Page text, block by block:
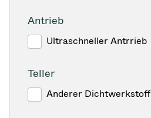
Antrieb
Ultraschneller Antrrieb
Teller
Anderer Dichtwerkstoff